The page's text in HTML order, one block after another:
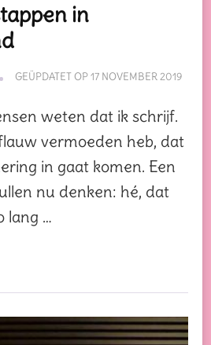
in
GEÜPDATET OP17 NOVEMBER 2019
weten dat ik schrijf.
vermoeden heb, dat
in gaat komen. Een
nu denken: hé, dat
lang …